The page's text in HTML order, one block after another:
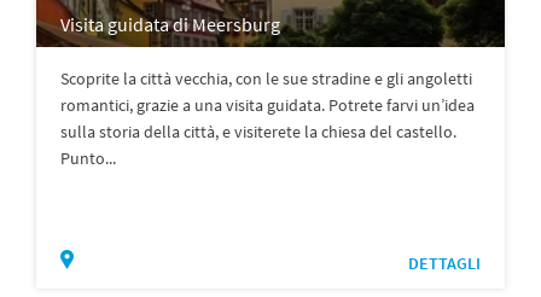
Visita guidata di Meersburg
Scoprite la città vecchia, con le sue stradine e gli angoletti
romantici, grazie a una visita guidata. Potrete farvi un’idea
sulla storia della città, e visiterete la chiesa del castello.
Punto...
DETTAGLI